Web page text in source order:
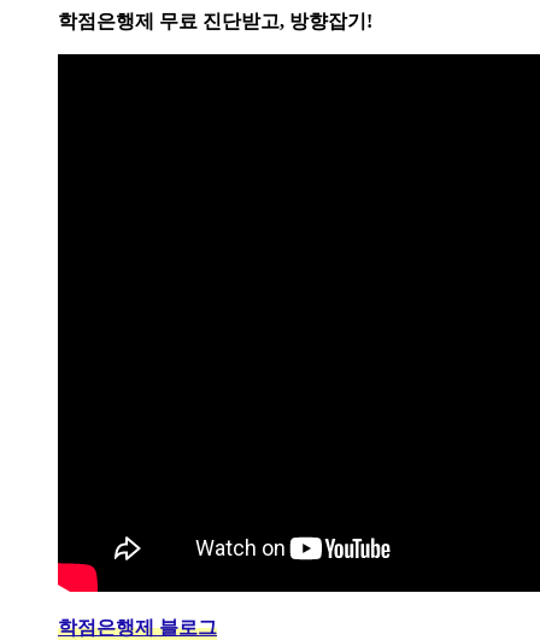
학점은행제 무료 진단받고, 방향잡기!
학점은행제 블로그